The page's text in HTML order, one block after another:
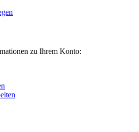
zu Ihrem Konto: